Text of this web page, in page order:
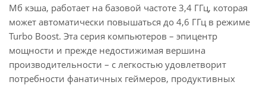
Мб кэша, работает на базовой частоте 3,4 ГГц, которая
может автоматически повышаться до 4,6 ГГц в режиме
Turbo Boost. Эта серия компьютеров – эпицентр
мощности и прежде недостижимая вершина
производительности – с легкостью удовлетворит
потребности фанатичных геймеров, продуктивных